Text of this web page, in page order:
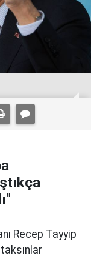
Recep Tayyip